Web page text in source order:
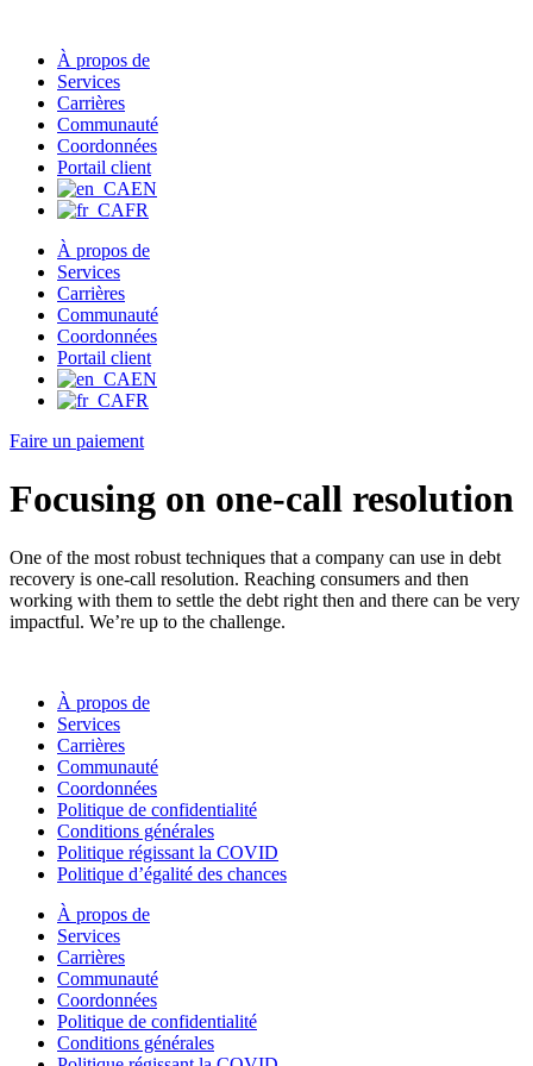
À propos de
Services
Carrières
Communauté
Coordonnées
Portail client
EN
FR
À propos de
Services
Carrières
Communauté
Coordonnées
Portail client
EN
FR
Faire un paiement
Focusing on one-call resolution
One of the most robust techniques that a company can use in debt
recovery is one-call resolution. Reaching consumers and then
working with them to settle the debt right then and there can be very
impactful. We’re up to the challenge.
À propos de
Services
Carrières
Communauté
Coordonnées
Politique de confidentialité
Conditions générales
Politique régissant la COVID
Politique d’égalité des chances
À propos de
Services
Carrières
Communauté
Coordonnées
Politique de confidentialité
Conditions générales